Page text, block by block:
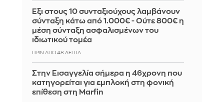
Έξι στους 10 συνταξιούχους λαμβάνουν
σύνταξη κάτω από 1.000€ - Ούτε 800€ η
μέση σύνταξη ασφαλισμένων του
ιδιωτικού τομέα
ΠΡΙΝ ΑΠΌ 48 ΛΕΠΤΆ
Στην Εισαγγελία σήμερα η 46χρονη που
κατηγορείται για εμπλοκή στη φονική
επίθεση στη Marfin